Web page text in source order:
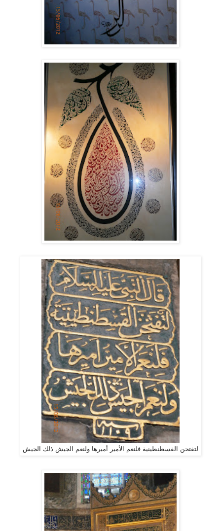
لتفتحن القسطنطينية فلنعم الأمير أميرها ولنعم الجيش ذلك الجيش